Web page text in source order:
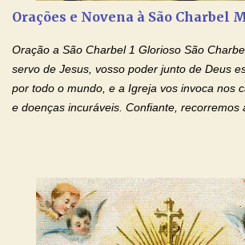
esforço maior em meus estudos e uma vida
santidade. Glória… Deus, que quiseste atrair
Filho, que foi crucificado, permite que, pelos
de te...
Orações e Novena à São Charbel
Oração a São Charbel 1 Glorioso São
servo de Jesus, vosso poder junto de Deus
por todo o mundo, e a Igreja vos invoca nos
e doenças incuráveis. Confiante, recorremos
Queremos sempre lembrar-nos deste favor,
e invocar-vos como nosso patrono, para
bem de nossas almas. São Charbel! Rogai
aqueles que invocam o vosso nome e auxílio.